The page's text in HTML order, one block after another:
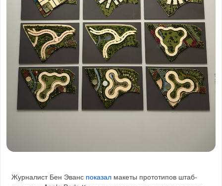
Журналист Бен Эванс показал макеты прототипов штаб-